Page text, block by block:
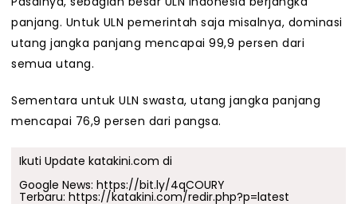
panjang. Untuk ULN pemerintah saja misalnya, dominasi
utang jangka panjang mencapai 99,9 persen dari
semua utang.
Sementara untuk ULN swasta, utang jangka panjang
mencapai 76,9 persen dari pangsa.
Ikuti Update katakini.com di
Google News: https://bit.ly/4qCOURY
Terbaru: https://katakini.com/redir.php?p=latest